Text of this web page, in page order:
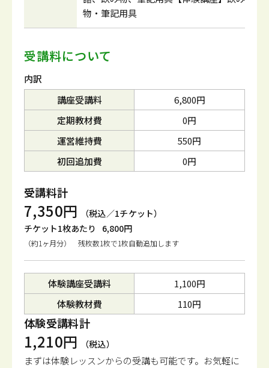
物・筆記用具
受講料について
内訳
講座受講料
6,800円
定期教材費
0円
運営維持費
550円
初回追加費
0円
受講料計
7,350円
（税込／1チケット）
チケット1枚あたり
6,800円
（約1ヶ月分） 残枚数1枚で1枚自動追加します
体験講座受講料
1,100円
体験教材費
110円
体験受講料計
1,210円 （税込）
まずは体験レッスンからの受講も可能です。 お気軽に